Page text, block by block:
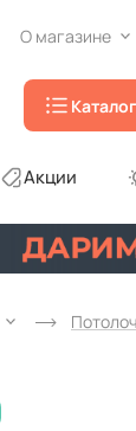
О магазине
Каталог
Акции